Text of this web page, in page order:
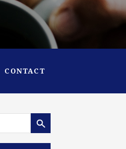
CONTACT